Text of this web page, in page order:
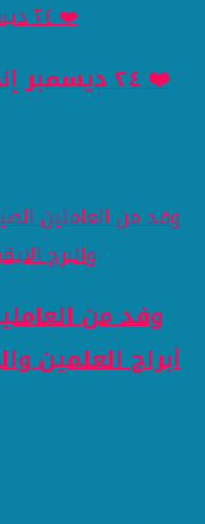
٢٤ ديسمبر إنطلاق ملتقى النجاح في الحياة ❤️
وفد من
أبراج العلمين